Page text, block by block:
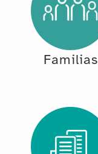
Familias